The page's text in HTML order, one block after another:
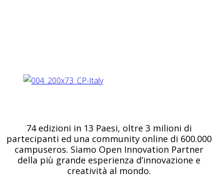
74 edizioni in 13 Paesi, oltre 3 milioni di
partecipanti ed una community online di 600.000
campuseros. Siamo Open Innovation Partner
della più grande esperienza d’innovazione e
creatività al mondo.